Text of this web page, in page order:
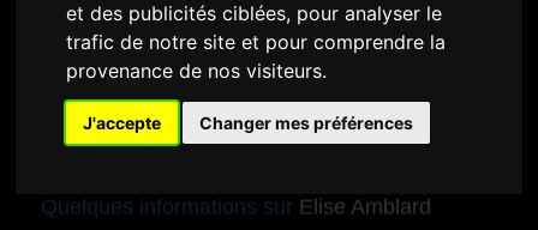
et des publicités ciblées, pour analyser le
trafic de notre site et pour comprendre la
provenance de nos visiteurs.
J'accepte Changer mes préférences
SYNOPSIS
Christopher, 17 ans, est un jeune identitaire et vit
avec son père et sa sœur dans un lotissement
pavillonnaire. C’est alors qu’on annonce une éclipse
et qu’une famille s’installe dans la maison voisine.
Quelques informations sur Elise Amblard